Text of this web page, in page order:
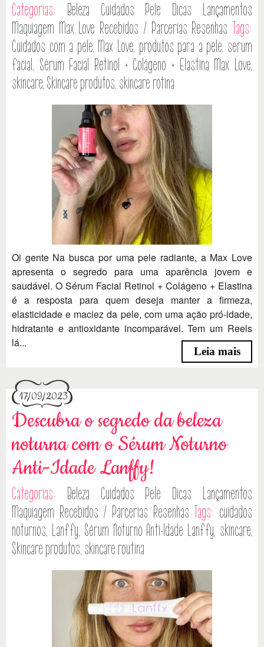
Categorias: Beleza Cuidados Pele Dicas
Lançamentos
Maquiagem Max Love Recebidos / Parcerias Resenhas Tags:
Cuidados com a pele, Max Love, produtos para a pele, serum
facial, Sérum Facial Retinol + Colágeno + Elastina Max Love,
skincare, Skincare produtos, skincare rotina
Oi gente Na busca por uma pele radiante, a Max Love
apresenta o segredo para uma aparência jovem e
saudável. O Sérum Facial Retinol + Colágeno + Elastina
é a resposta para quem deseja manter a firmeza,
elasticidade e maciez da pele, com uma ação pró-idade,
hidratante e antioxidante incomparável. Tem um Reels
lá...
Leia mais
17/09/2023
Descubra o segredo da beleza
noturna com o Sérum Noturno
Anti-Idade Lanffy!
Categorias: Beleza Cuidados Pele Dicas
Lançamentos
Maquiagem Recebidos / Parcerias Resenhas Tags: cuidados
noturnos, Lanffy, Sérum Noturno Anti-Idade Lanffy, skincare,
Skincare produtos, skincare routina